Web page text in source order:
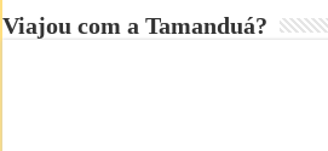
Viajou com a Tamanduá?